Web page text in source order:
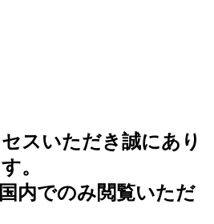
スいただき誠にあり
。
内でのみ閲覧いただ